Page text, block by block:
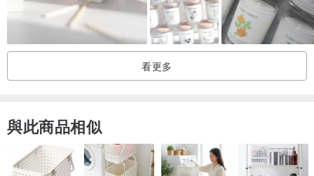
中：鼠尾草｜紫羅蘭｜無花果
後：麝香｜雪松木｜龍涎香
中：茉莉｜鈴蘭｜玫瑰｜鳶尾草
後：雪松｜檀香｜琥珀｜橡樹菌
看更多
與此商品相似